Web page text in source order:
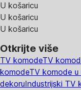
U košaricu
U košaricu
U košaricu
Otkrijte više
TV komodeTV
komodeTV komode u
dekoruIndustrijski TV